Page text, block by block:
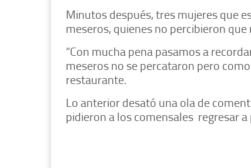
Minutos después, tres mujeres que
meseros, quienes no percibieron que
“Con mucha pena pasamos a
meseros no se percataron pero
restaurante.
Lo anterior desató una ola de
pidieron a los comensales regresar a